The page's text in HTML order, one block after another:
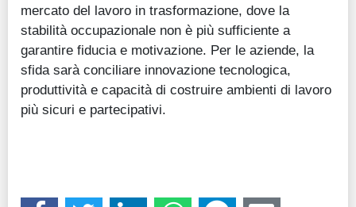
mercato del lavoro in trasformazione, dove la
stabilità occupazionale non è più sufficiente a
garantire fiducia e motivazione. Per le aziende, la
sfida sarà conciliare innovazione tecnologica,
produttività e capacità di costruire ambienti di lavoro
più sicuri e partecipativi.